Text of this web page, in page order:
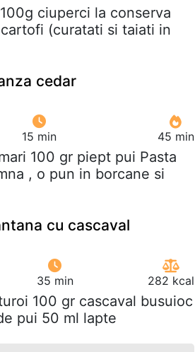
ciuperci la conserva
(curatati si taiati in
cedar
15 min 45 min
100 gr piept pui Pasta
, o pun in borcane si
cu cascaval
35 min 282 kcal
100 gr cascaval busuioc
pui 50 ml lapte